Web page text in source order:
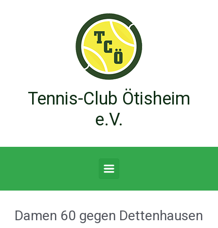
Tennis-Club Ötisheim
e.V.
Damen 60 gegen Dettenhausen